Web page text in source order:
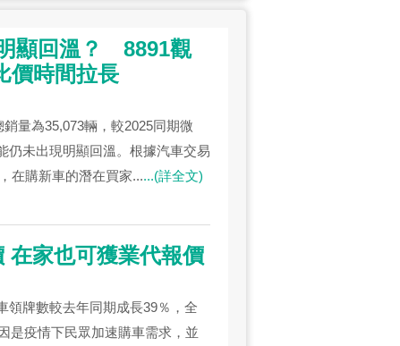
顯回溫？ 8891觀
價時間拉長
量為35,073輛，較2025同期微
仍未出現明顯回溫。根據汽車交易
在購新車的潛在買家......(詳全文)
在家也可獲業代報價
領牌數較去年同期成長39％，全
是疫情下民眾加速購車需求，並